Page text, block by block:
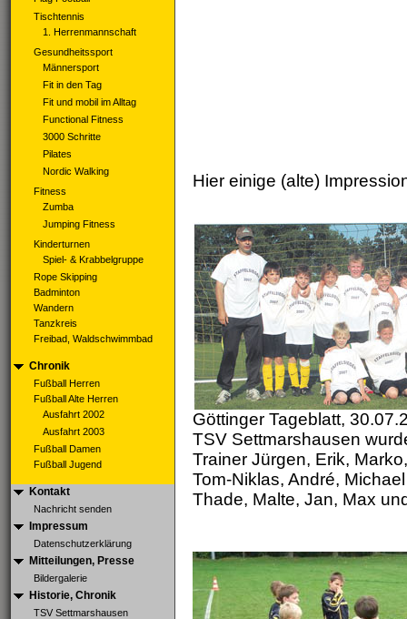
Tischtennis
1. Herrenmannschaft
Gesundheitssport
Männersport
Fit in den Tag
Fit und mobil im Alltag
Functional Fitness
3000 Schritte
Pilates
Nordic Walking
Fitness
Zumba
Jumping Fitness
Kinderturnen
Spiel- & Krabbelgruppe
Rope Skipping
Badminton
Wandern
Tanzkreis
Freibad, Waldschwimmbad
Chronik
Fußball Herren
Fußball Alte Herren
Ausfahrt 2002
Ausfahrt 2003
Fußball Damen
Fußball Jugend
Kontakt
Nachricht senden
Impressum
Datenschutzerklärung
Mitteilungen, Presse
Bildergalerie
Historie, Chronik
TSV Settmarshausen
Hier einige (alte)
Göttinger Tageblatt,
TSV Settmarshausen
Trainer Jürgen, Erik,
Tom-Niklas, André,
Thade, Malte, Jan, Max